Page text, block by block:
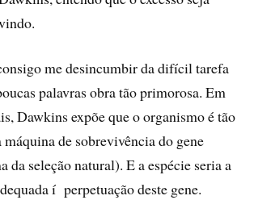
me desincumbir da difí­cil tarefa
palavras obra tão primorosa. Em
Dawkins expõe que o organismo é tão
de sobrevivência do gene
da seleção natural). E a espécie seria a
í perpetuação deste gene.